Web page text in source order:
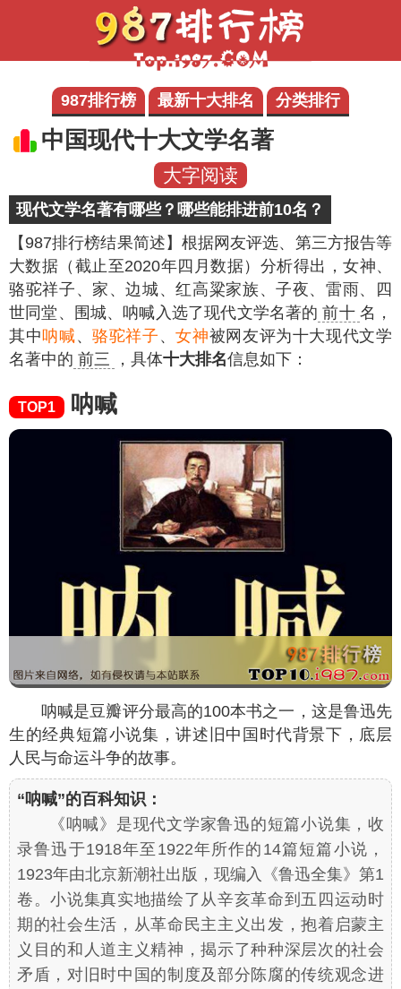
987排行榜 最新十大排名 分类排行
中国现代十大文学名著
大字阅读
现代文学名著有哪些？哪些能排进前10名？
【987排行榜结果简述】 根据网友评选、第三方报告等
大数据（截止至2020年四月数据）分析得出，女神、
骆驼祥子、家、边城、红高粱家族、子夜、雷雨、四
世同堂、围城、呐喊入选了现代文学名著的 前十 名，
其中呐喊、骆驼祥子 、女神被网友评为十大现代文学
名著中的 前三 ，具体十大排名信息如下：
TOP1 呐喊
呐喊是豆瓣评分最高的100本书之一，这是鲁迅先
生的经典短篇小说集，讲述旧中国时代背景下，底层
人民与命运斗争的故事。
“呐喊”的百科知识：
《呐喊》是现代文学家鲁迅的短篇小说集，收
录鲁迅于1918年至1922年所作的14篇短篇小说，
1923年由北京新潮社出版，现编入《鲁迅全集》第1
卷。小说集真实地描绘了从辛亥革命到五四运动时
期的社会生活，从革命民主主义出发，抱着启蒙主
义目的和人道主义精神，揭示了种种深层次的社会
矛盾，对旧时中国的制度及部分陈腐的传统观念进